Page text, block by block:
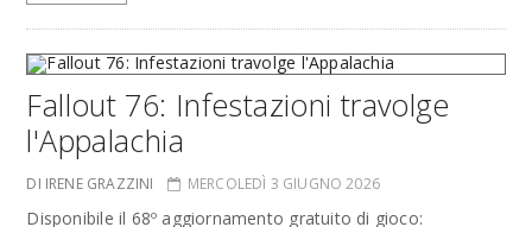
Fallout 76: Infestazioni travolge
l'Appalachia
DI IRENE GRAZZINI MERCOLEDÌ 3 GIUGNO 2026
Disponibile il 68º aggiornamento gratuito di gioco: